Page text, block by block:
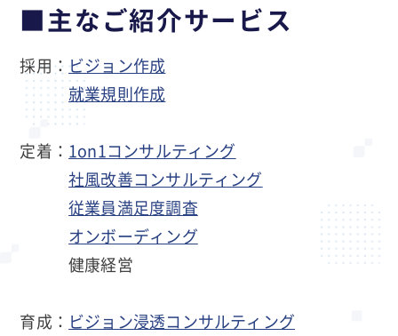
■主なご紹介サービス
採用： ビジョン作成
就業規則作成
定着： 1on1コンサルティング
社風改善コンサルティング
従業員満足度調査
オンボーディング
健康経営
育成： ビジョン浸透コンサルティング